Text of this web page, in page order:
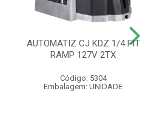
AUTOMATIZ CJ KDZ 1/4 FIT
RAMP 127V 2TX
Código: 5304
Embalagem: UNIDADE